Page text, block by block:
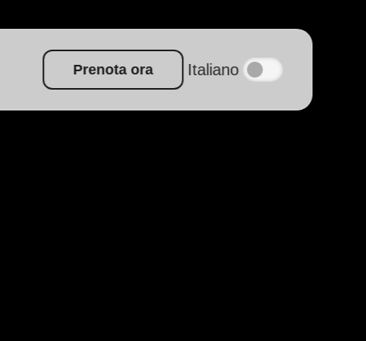
Prenota ora Italiano